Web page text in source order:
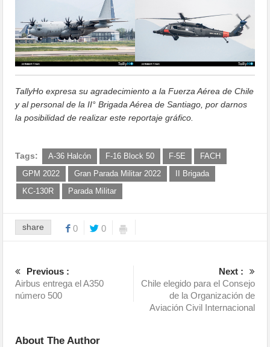
TallyHo expresa su agradecimiento a la Fuerza Aérea de Chile
y al personal de la II° Brigada Aérea de Santiago, por darnos
la posibilidad de realizar este reportaje gráfico.
Tags: A-36 Halcón F-16 Block 50 F-5E
FACH
GPM 2022
Gran Parada Militar 2022
II Brigada
KC-130R
Parada Militar
share 0 0
Previous :
Airbus entrega el A350
número 500
Next :
Chile elegido para el Consejo
de la Organización de
Aviación Civil Internacional
About The Author